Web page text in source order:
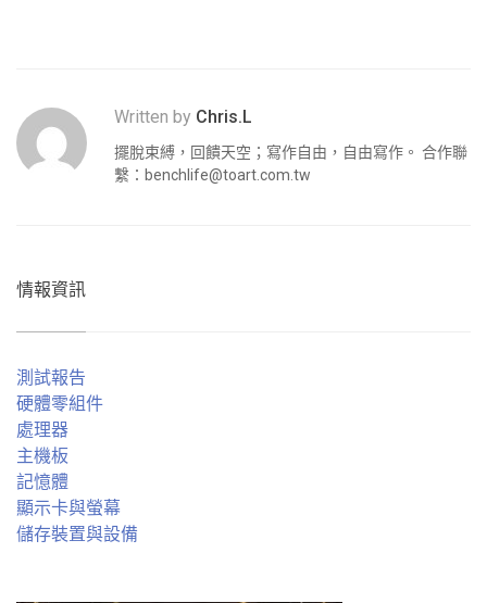
Written by Chris.L
擺脫束縛，回饋天空；寫作自由，自由寫作。 合作聯
繫： benchlife@toart.com.tw
情報資訊
測試報告
硬體零組件
處理器
主機板
記憶體
顯示卡與螢幕
儲存裝置與設備